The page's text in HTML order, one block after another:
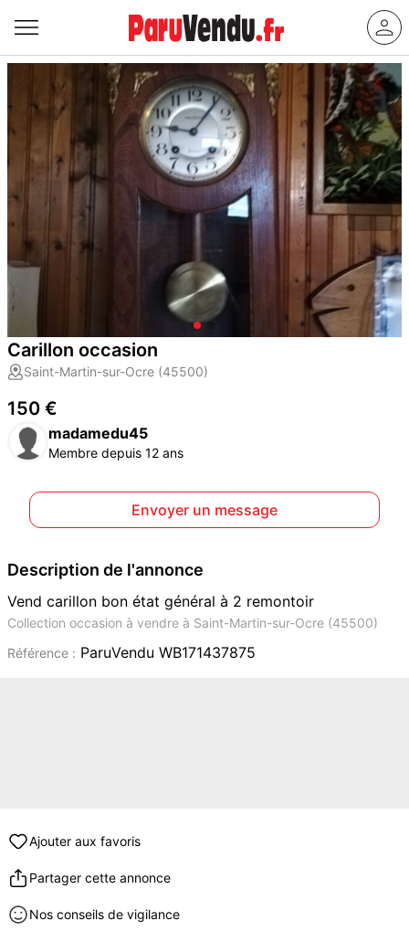
Carillon occasion
Saint-Martin-sur-Ocre (45500)
150 €
madamedu45
Membre depuis 12 ans
Envoyer un message
Description de l'annonce
Vend carillon bon état général à 2 remontoir
Collection occasion à vendre à Saint-Martin-sur-Ocre (45500)
Référence : ParuVendu WB171437875
Ajouter aux favoris
Partager cette annonce
Nos conseils de vigilance